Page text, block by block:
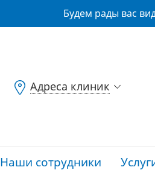
Будем рады вас
Адреса клиник
Наши сотрудники